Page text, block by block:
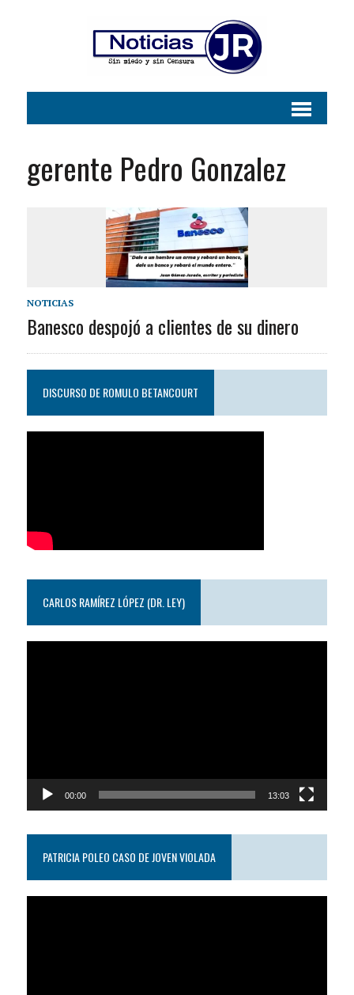
gerente Pedro Gonzalez
NOTICIAS
Banesco despojó a clientes de su dinero
DISCURSO DE ROMULO BETANCOURT
CARLOS RAMÍREZ LÓPEZ (DR. LEY)
00:00 13:03
PATRICIA POLEO CASO DE JOVEN VIOLADA